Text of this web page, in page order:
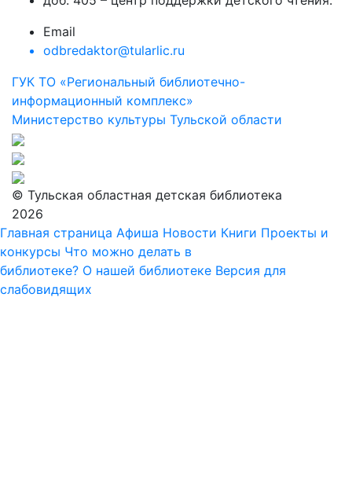
Email
odbredaktor@tularlic.ru
ГУК ТО «Региональный библиотечно-
информационный комплекс»
Министерство культуры Тульской области
© Тульская областная детская библиотека
2026
Главная страница Афиша Новости Книги Проекты и
конкурсы Что можно делать в
библиотеке? О нашей библиотеке Версия для
слабовидящих